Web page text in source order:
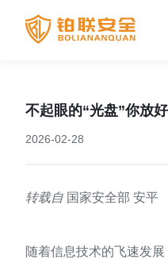
不起眼的“光盘”你放
2026-02-28
转载自 国家安全部 安平
随着信息技术的飞速发